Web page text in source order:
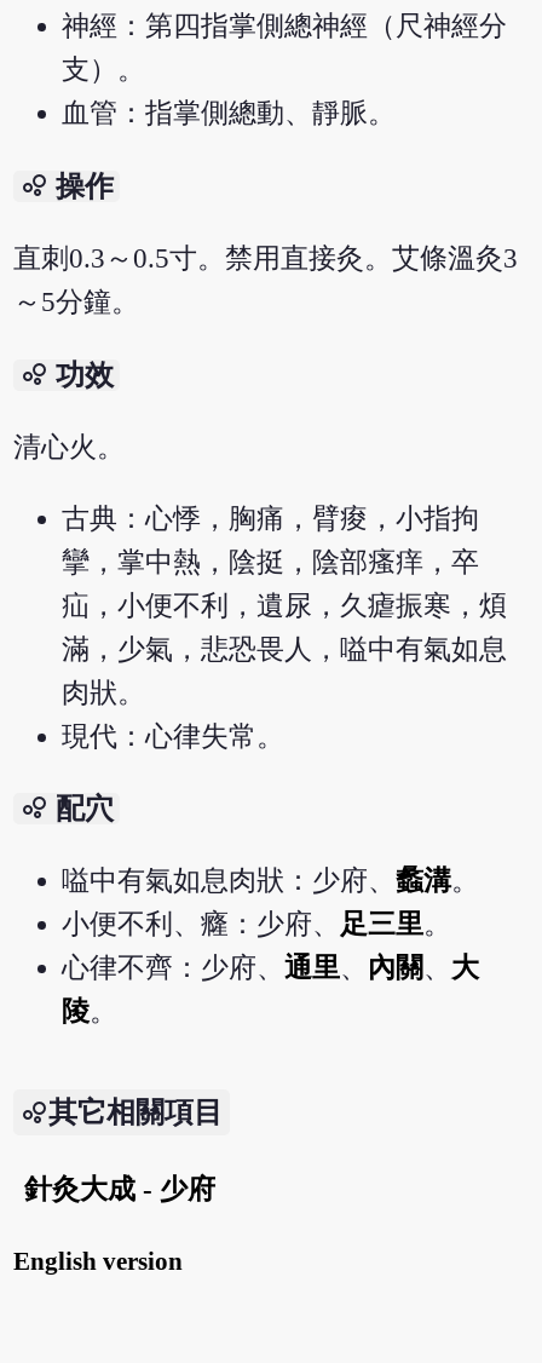
神經：第四指掌側總神經（尺神經分
支）。
血管：指掌側總動、靜脈。
bubble_chart 操作
直刺0.3～0.5寸。禁用直接灸。艾條溫灸3
～5分鐘。
bubble_chart 功效
清心火。
古典：心悸，胸痛，臂痠，小指拘
攣，掌中熱，陰挺，陰部瘙痒，卒
疝，小便不利，遺尿，久瘧振寒，煩
滿，少氣，悲恐畏人，嗌中有氣如息
肉狀。
現代：心律失常。
bubble_chart 配穴
嗌中有氣如息肉狀：少府、蠡溝。
小便不利、癃：少府、 足三里。
心律不齊：少府、通里、 內關 、 大
陵。
其它相關項目
針灸大成 - 少府
English version